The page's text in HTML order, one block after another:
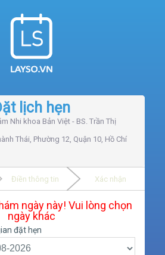
lịch hẹn
Nhi khoa Bản Việt - BS. Trần Thị
Thái, Phường 12, Quận 10, Hồ Chí
Điền thông tin Xác nhận
ngày này! Vui lòng chọn
ngày khác
đặt hẹn